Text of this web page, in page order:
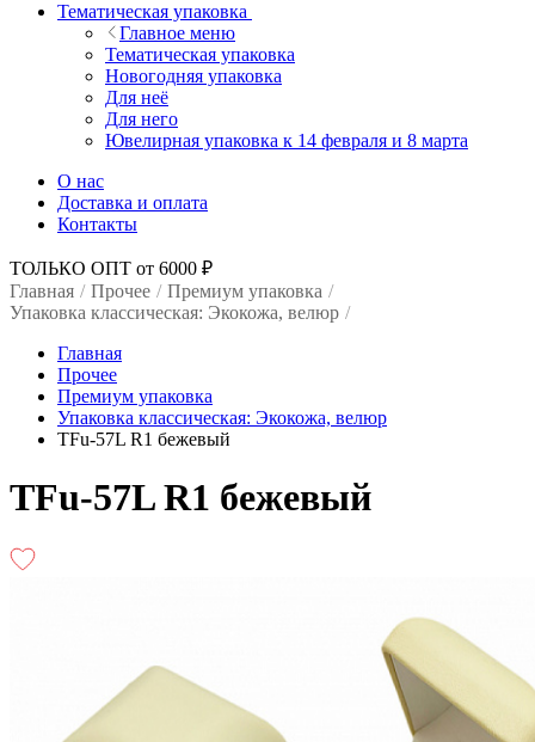
Тематическая упаковка
Главное меню
Тематическая упаковка
Новогодняя упаковка
Для неё
Для него
Ювелирная упаковка к 14 февраля и 8 марта
О нас
Доставка и оплата
Контакты
ТОЛЬКО ОПТ от 6000 ₽
Главная / Прочее / Премиум упаковка /
Упаковка классическая: Экокожа, велюр /
Главная
Прочее
Премиум упаковка
Упаковка классическая: Экокожа, велюр
TFu-57L R1 бежевый
TFu-57L R1 бежевый